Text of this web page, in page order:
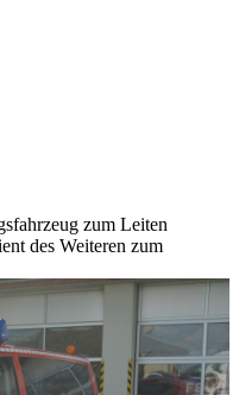
zum Leiten
des Weiteren zum